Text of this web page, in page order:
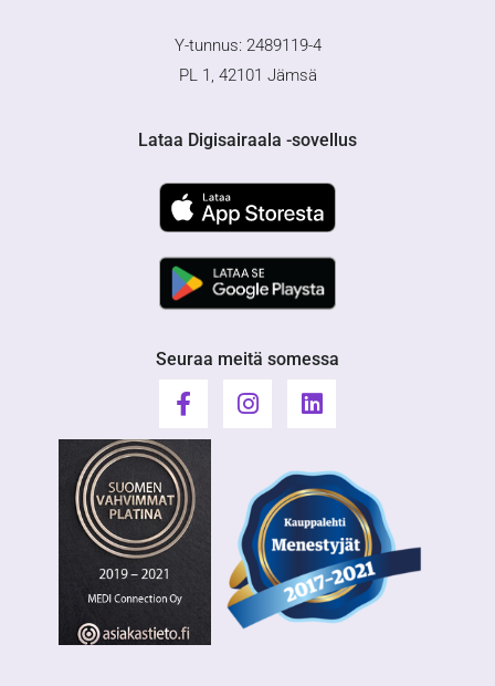
Y-tunnus: 2489119-4
PL 1, 42101 Jämsä
Lataa Digisairaala -sovellus
Seuraa meitä somessa